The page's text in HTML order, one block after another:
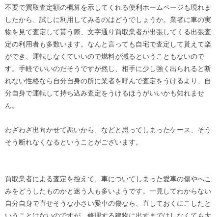
不要で買取査定額の概算を示してくれる便利ホームページも現れま
したから、試しに利用してみるのはどうでしょうか。業者に車の実
物を見て査定して貰う際、文字通り買取業者が出張してくる出張査
定の利用者も多数います。なんと言っても自宅で査定して貰えて楽
ができ、運転しなくていいので燃料が減るということもないので
す。手軽でいいのだそうですが然し、相手に少し強く出られると断
れない性格なら自分自身の所に業者を呼んで査定をうけるより、自
分自身で運転して持ち込み査定をうけるほうがいいかも知れませ
ん。
わざわざ出向かせて悪いから、などと思ってしまったケース、そう
そう断れなくなるということがございます。
買取業者による査定を控えて、車についてしまった愛車の傷やへこ
みをどうしたものかと迷う人も多いようです。一見してわからない
自分自身で直せそうな小さい愛車の傷なら、直しておくにこしたと